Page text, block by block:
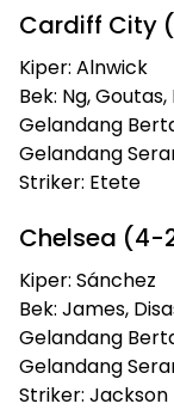
Cardiff City
Kiper: Alnwick
Bek: Ng,
Gelandang
Gelandang
Striker: Etete
Chelsea (4-
Kiper: Sánchez
Bek: James,
Gelandang
Gelandang
Striker: Jackson